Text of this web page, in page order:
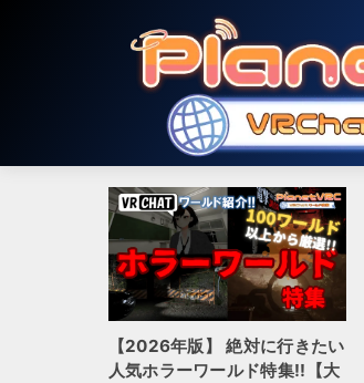
【2026年版】 絶対に行きたい
人気ホラーワールド特集!!【大